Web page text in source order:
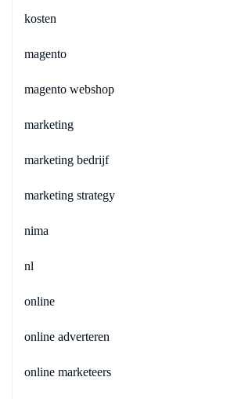
kosten
magento
magento webshop
marketing
marketing bedrijf
marketing strategy
nima
nl
online
online adverteren
online marketeers